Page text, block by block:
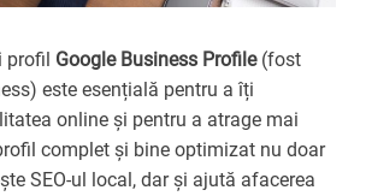
profil Google Business Profile(fost
este esențială pentru a îți
online și pentru a atrage mai
complet și bine optimizat nu doar
SEO-ul local, dar și ajută afacerea